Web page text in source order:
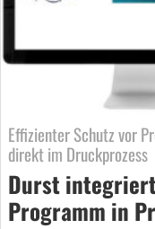
Effizienter Schutz vor
direkt im Druckprozess
Durst
Programm in